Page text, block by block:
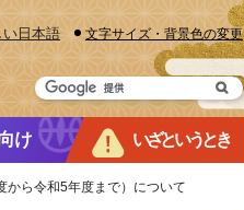
い日本語 文字サイズ・背景色の変更
け いざというとき
から令和5年度まで）について